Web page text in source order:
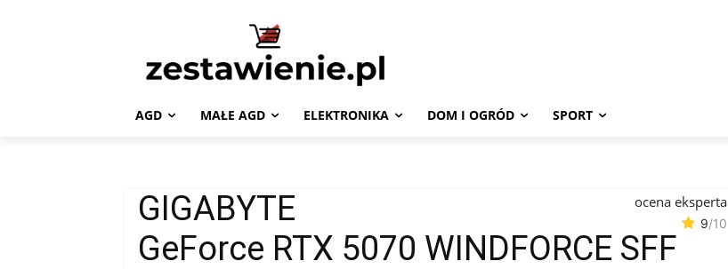
AGD MAŁE AGD ELEKTRONIKA DOM I OGRÓD SPORT
GIGABYTE
GeForce RTX 5070 WINDFORCE SFF
ocena eksperta
9/10